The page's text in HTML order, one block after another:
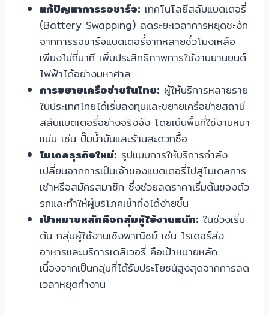
แก้ปัญหาการรอชาร์จ: เทคโนโลยีสลับแบตเตอรี่
(Battery Swapping) ลดระยะเวลาการหยุดชะงัก
จากการรอชาร์จแบตเตอรี่จากหลายชั่วโมงเหลือ
เพียงไม่กี่นาที เพิ่มประสิทธิภาพการใช้งานยานยนต์
ไฟฟ้าได้อย่างมหาศาล
การขยายเครือข่ายในไทย: ผู้ให้บริการหลายราย
ในประเทศไทยได้เริ่มลงทุนและขยายเครือข่ายสถานี
สลับแบตเตอรี่อย่างจริงจัง โดยเน้นพื้นที่ใช้งานหนา
แน่น เช่น ปั๊มน้ำมันและร้านสะดวกซื้อ
โมเดลธุรกิจใหม่: รูปแบบการให้บริการกำลัง
เปลี่ยนจากการเป็นเจ้าของแบตเตอรี่ไปสู่โมเดลการ
เช่าหรือสมัครสมาชิก ซึ่งช่วยลดราคาเริ่มต้นของตัว
รถและทำให้ผู้บริโภคเข้าถึงได้ง่ายขึ้น
เป้าหมายหลักคือกลุ่มผู้ใช้งานหนัก: ในช่วงเริ่ม
ต้น กลุ่มผู้ใช้งานเชิงพาณิชย์ เช่น ไรเดอร์ส่ง
อาหารและบริการเดลิเวอรี่ คือเป้าหมายหลัก
เนื่องจากเป็นกลุ่มที่ได้รับประโยชน์สูงสุดจากการลด
เวลาหยุดทำงาน